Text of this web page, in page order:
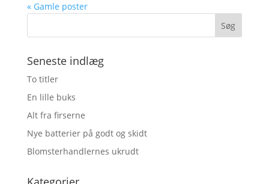
« Gamle poster
Seneste indlæg
To titler
En lille buks
Alt fra firserne
Nye batterier på godt og skidt
Blomsterhandlernes ukrudt